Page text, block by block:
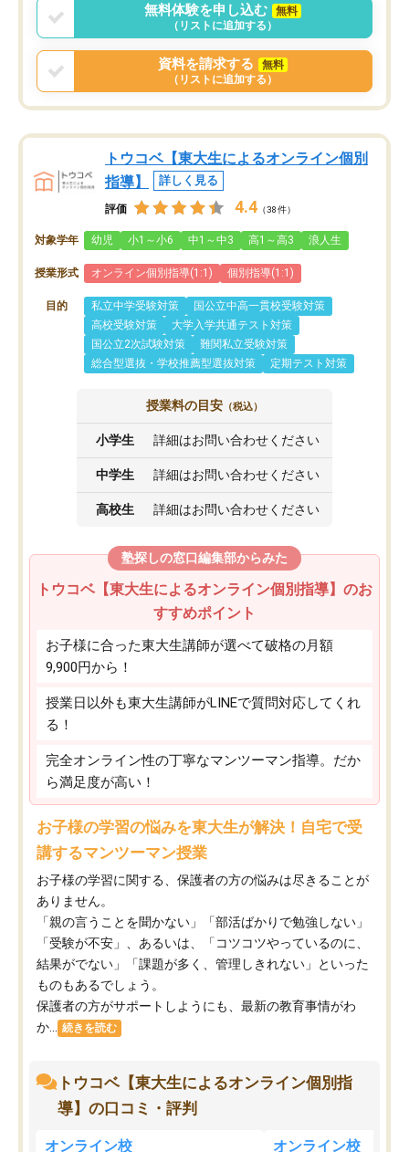
無料体験を申し込む
無料
（リストに追加する）
資料を請求する
無料
（リストに追加する）
トウコベ【東大生によるオンライン個別
指導】
詳しく見る
評価 4.4 （38件）
対象学年 幼児 小1～小6 中1～中3 高1～高3 浪人生
授業形式 オンライン個別指導(1:1) 個別指導(1:1)
目的 私立中学受験対策
国公立中高一貫校受験対策
高校受験対策
大学入学共通テスト対策
国公立2次試験対策
難関私立受験対策
総合型選抜・学校推薦型選抜対策
定期テスト対策
授業料の目安 （税込）
小学生 詳細はお問い合わせください
中学生 詳細はお問い合わせください
高校生 詳細はお問い合わせください
塾探しの窓口編集部からみた
トウコベ【東大生によるオンライン個別指導】のお
すすめポイント
お子様に合った東大生講師が選べて破格の月額
9,900円から！
授業日以外も東大生講師がLINEで質問対応してくれ
る！
完全オンライン性の丁寧なマンツーマン指導。だか
ら満足度が高い！
お子様の学習の悩みを東大生が解決！自宅で受
講するマンツーマン授業
お子様の学習に関する、保護者の方の悩みは尽きることが
ありません。
「親の言うことを聞かない」「部活ばかりで勉強しない」
「受験が不安」、あるいは、「コツコツやっているのに、
結果がでない」「課題が多く、管理しきれない」といった
ものもあるでしょう。
保護者の方がサポートしようにも、最新の教育事情がわ
か...
続きを読む
トウコベ【東大生によるオンライン個別指
導】の口コミ・評判
オンライン校 オンライン校